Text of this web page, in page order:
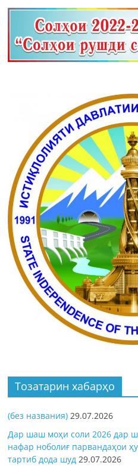
Тозатарин хабарҳо
(без названия) 29.07.2026
Дар шаш моҳи соли 2026 дар
нафар ноболиғ парвандаҳои
тартиб дода шуд 29.07.2026